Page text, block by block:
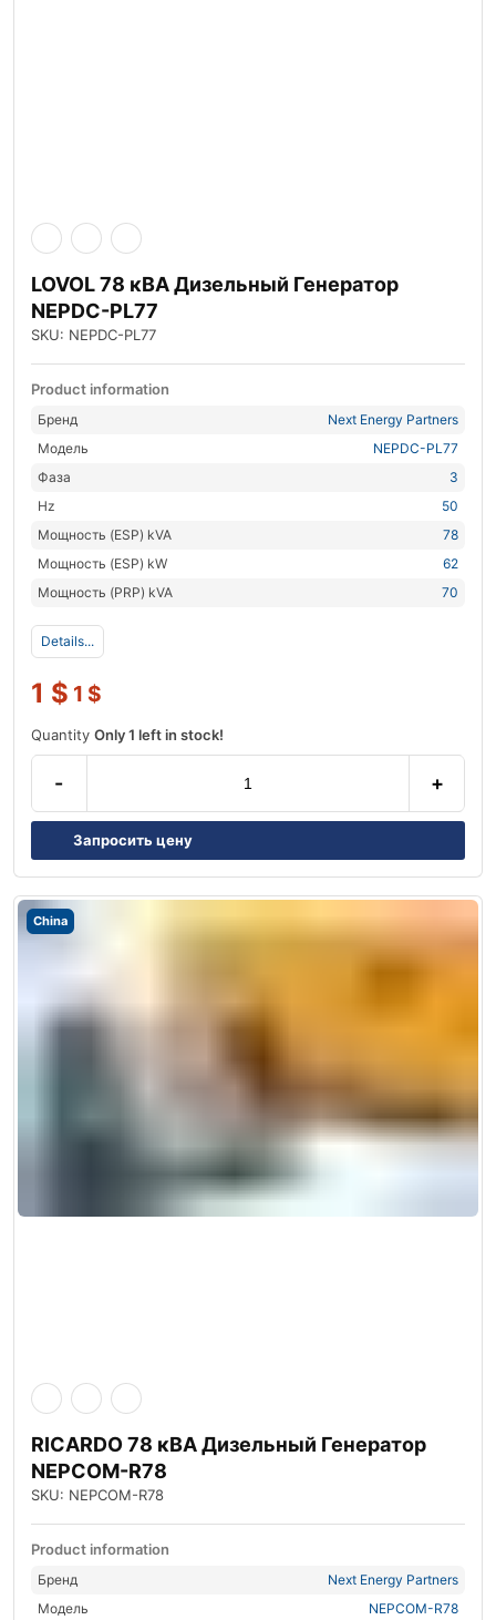
LOVOL 78 кВА Дизельный Генератор
NEPDC-PL77
SKU: NEPDC-PL77
Product information
Бренд
Next Energy Partners
Модель
NEPDC-PL77
Фаза
3
Hz
50
Мощность (ESP) kVA
78
Мощность (ESP) kW
62
Мощность (PRP) kVA
70
Details...
1 $ 1 $
Quantity Only 1 left in stock!
- +
Запросить цену
China
RICARDO 78 кВА Дизельный Генератор
NEPCOM-R78
SKU: NEPCOM-R78
Product information
Бренд
Next Energy Partners
Модель
NEPCOM-R78